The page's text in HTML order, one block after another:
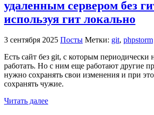
удаленным сервером без
используя гит локально
3 сентября 2025 Посты Метки: git, phpstorm
Есть сайт без git, с которым периодически
работать. Но с ним еще работают другие
нужно сохранять свои изменения и при
сохранять чужие.
Читать далее